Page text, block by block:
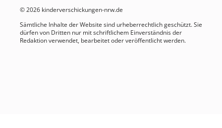
© 2026 kinderverschickungen-nrw.de
Sämtliche Inhalte der Website sind urheberrechtlich geschützt. Sie
dürfen von Dritten nur mit schriftlichem Einverständnis der
Redaktion verwendet, bearbeitet oder veröffentlicht werden.